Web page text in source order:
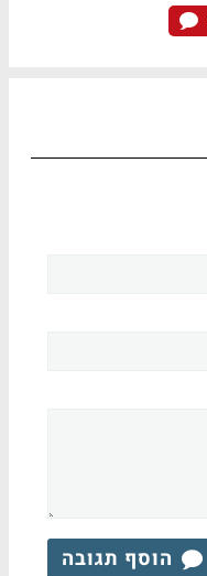
הוסף תגובה